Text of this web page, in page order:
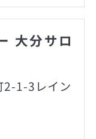
大分サロ
2-1-3レイン